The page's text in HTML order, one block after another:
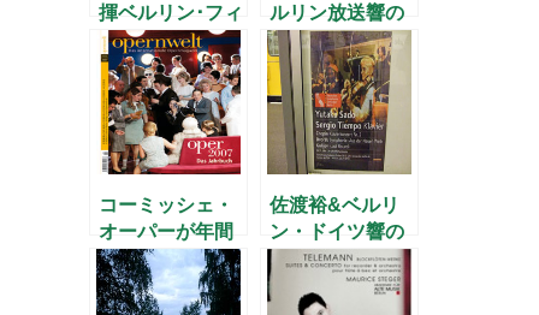
揮ベルリン･フィ
ルのブラームス
ルリン放送響の
ベートーヴェ
ン・チクルス
コーミッシェ・
オーパーが年間
最優秀オペラハ
ウスに！
佐渡裕&ベルリ
ン・ドイツ響の
コンサート